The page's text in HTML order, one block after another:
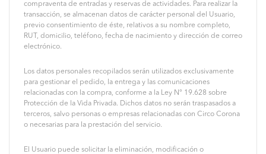
compraventa de entradas y reservas de actividades. Para realizar la
transacción, se almacenan datos de carácter personal del Usuario,
previo consentimiento de éste, relativos a su nombre completo,
RUT, domicilio, teléfono, fecha de nacimiento y dirección de correo
electrónico.
Los datos personales recopilados serán utilizados exclusivamente
para gestionar el pedido, la entrega y las comunicaciones
relacionadas con la compra, conforme a la Ley N° 19.628 sobre
Protección de la Vida Privada. Dichos datos no serán traspasados a
terceros, salvo personas o empresas relacionadas con Circo Corona
o necesarias para la prestación del servicio.
El Usuario puede solicitar la eliminación, modificación o